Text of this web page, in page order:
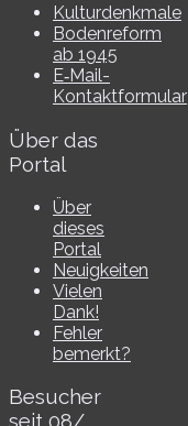
Kulturdenkmale
Bodenreform
ab 1945
E‑Mail-​​
Kontaktformular
Über das
Portal
Über
dieses
Portal
Neuigkeiten
Vielen
Dank!
Fehler
bemerkt?
Besucher
seit 08/​